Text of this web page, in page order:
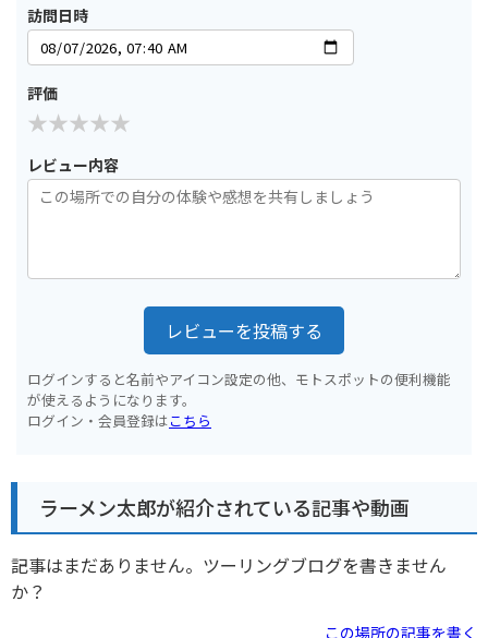
訪問日時
評価
レビュー内容
レビューを投稿する
ログインすると名前やアイコン設定の他、モトスポットの便利機能
が使えるようになります。
ログイン・会員登録はこちら
ラーメン太郎が紹介されている記事や動画
記事はまだありません。ツーリングブログを書きません
か？
この場所の記事を書く